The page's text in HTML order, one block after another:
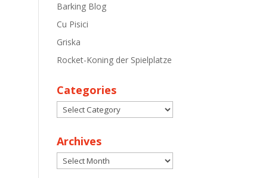
Barking Blog
Cu Pisici
Griska
Rocket-Koning der Spielplatze
Categories
Categories
Archives
Archives